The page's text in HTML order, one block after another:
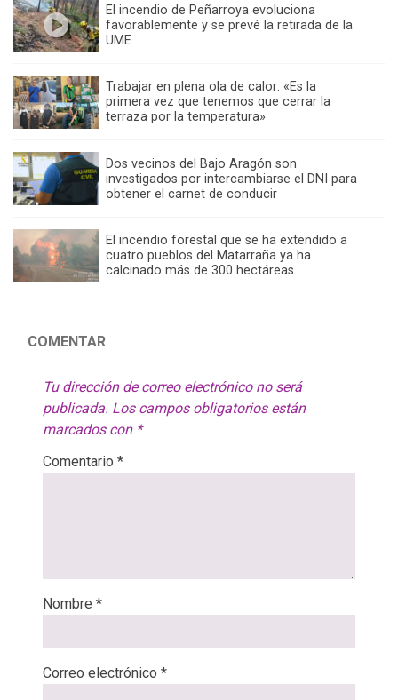
El incendio de Peñarroya evoluciona
favorablemente y se prevé la retirada de la
UME
Trabajar en plena ola de calor: «Es la
primera vez que tenemos que cerrar la
terraza por la temperatura»
Dos vecinos del Bajo Aragón son
investigados por intercambiarse el DNI para
obtener el carnet de conducir
El incendio forestal que se ha extendido a
cuatro pueblos del Matarraña ya ha
calcinado más de 300 hectáreas
COMENTAR
Tu dirección de correo electrónico no será
publicada. Los campos obligatorios están
marcados con *
Comentario *
Nombre *
Correo electrónico *